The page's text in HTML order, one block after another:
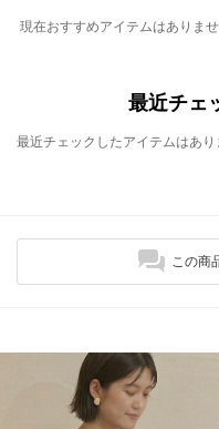
現在おすすめアイテムはありませ
最近チェ
最近チェックしたアイテムはあり
この商